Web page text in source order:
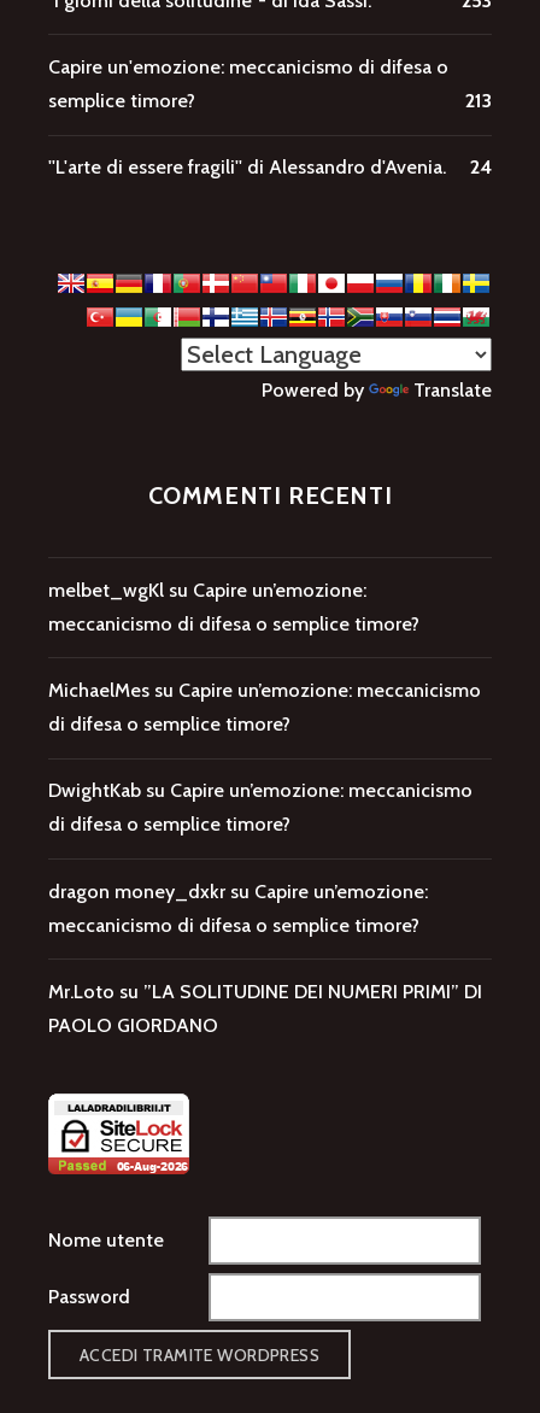
Capire un'emozione: meccanicismo di difesa o
semplice timore?
213
''L'arte di essere fragili'' di Alessandro d'Avenia. 24
Powered by Translate
COMMENTI RECENTI
melbet_wgKl su Capire un’emozione:
meccanicismo di difesa o semplice timore?
MichaelMes su Capire un’emozione: meccanicismo
di difesa o semplice timore?
DwightKab su Capire un’emozione: meccanicismo
di difesa o semplice timore?
dragon money_dxkr su Capire un’emozione:
meccanicismo di difesa o semplice timore?
Mr.Loto su ”LA SOLITUDINE DEI NUMERI PRIMI” DI
PAOLO GIORDANO
Nome utente
Password